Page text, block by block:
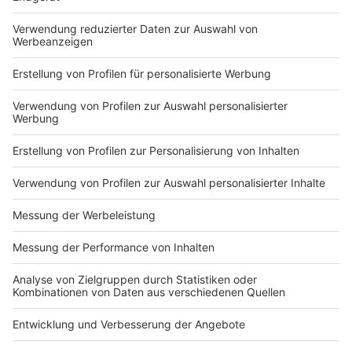
Anzeige
Anzeige
#4 Apfelkuchen mit Remoulade
Anzeige
Zum Nachtisch testen wir noch Michaels Kombi:
Apfelkuchen mit Remoulade. ob das wohl schmeckt?